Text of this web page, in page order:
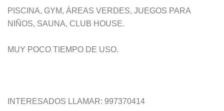
PISCINA, GYM, ÁREAS VERDES, JUEGOS PARA
NIÑOS, SAUNA, CLUB HOUSE.
MUY POCO TIEMPO DE USO.
INTERESADOS LLAMAR: 997370414